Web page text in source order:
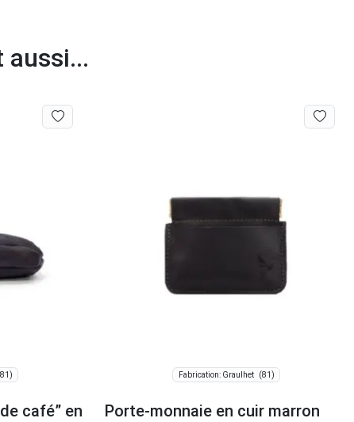
aussi...
café” en
Fabrication: Graulhet (81)
Porte-monnaie en cuir marron